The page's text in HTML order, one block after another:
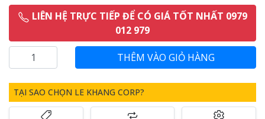
LIÊN HỆ TRỰC TIẾP ĐỂ CÓ GIÁ TỐT NHẤT 0979
012 979
TẠI SAO CHỌN LE KHANG CORP?